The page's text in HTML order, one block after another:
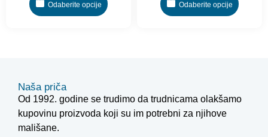
Odaberite opcije Odaberite opcije
Naša priča
Od 1992. godine se trudimo da trudnicama olakšamo
kupovinu proizvoda koji su im potrebni za njihove
mališane.